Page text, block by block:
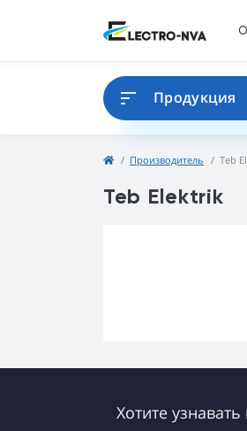
Продукция
Производитель Teb
Teb Elektrik
Хотите